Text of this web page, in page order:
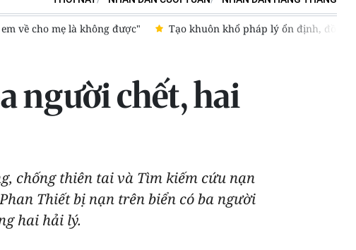
cho mẹ là không được" Tạo khuôn khổ pháp lý ổn định, đồng bộ
người chết, hai
chống thiên tai và Tìm kiếm cứu nạn
Thiết bị nạn trên biển có ba người
hai hải lý.